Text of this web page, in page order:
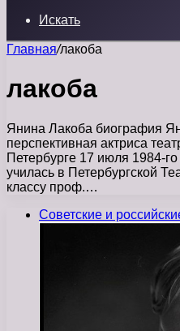
Искать
Главная/лакоба
лакоба
Янина Лакоба биография
перспективная актриса
Петербурге 17 июля 1984-
училась в Петербургской
классу проф.…
Советские и